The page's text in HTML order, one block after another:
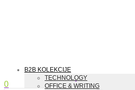
0
B2B KOLEKCIJE
TECHNOLOGY
OFFICE & WRITING